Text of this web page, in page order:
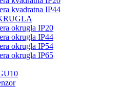
kvadratna IP44
okrugla IP20
okrugla IP44
okrugla IP54
okrugla IP65